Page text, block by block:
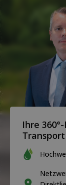
Ihre
Transport